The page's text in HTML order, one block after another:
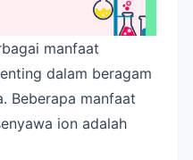
manfaat
dalam beragam
Beberapa manfaat
ion adalah